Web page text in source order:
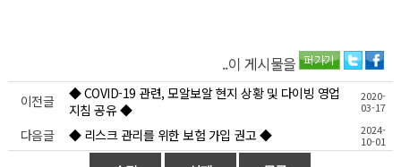
..이 게시물을
이전글
◆ COVID-19 관련, 모알보알 현지 상황 및 다이빙 영업
지침 공유 ◆
2020-
03-17
다음글 ◆ 리스크 관리를 위한 보험 가입 권고 ◆
2024-
10-01